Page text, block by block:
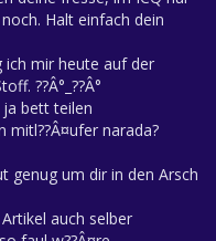
Halt einfach dein
ich mir heute auf der
??Â°_??Â°
ja bett teilen
mitl??Â¤ufer narada?
genug um dir in den Arsch
auch selber